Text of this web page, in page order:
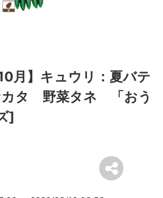
月】キュウリ：夏バテ
タ 野菜タネ 「おう
]